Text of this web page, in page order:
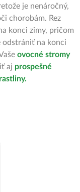
je nenáročný,
chorobám. Rez
konci zimy, pričom
odstrániť na konci
ovocné stromy
aj prospešné